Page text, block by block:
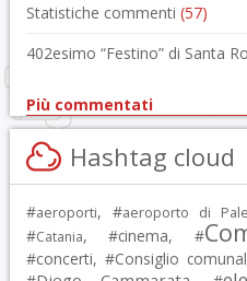
Statistiche commenti (57)
402esimo “Festino” di Santa
Più commentati
Hashtag cloud
#aeroporti, #aeroporto di
#Catania, #cinema, #
#concerti, #Consiglio